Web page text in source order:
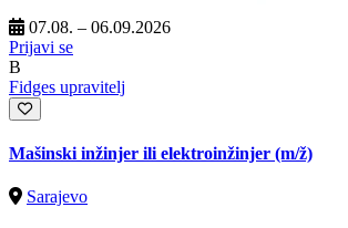
07.08. – 06.09.2026
Prijavi se
B
Fidges upravitelj
Mašinski inžinjer ili elektroinžinjer (m/ž)
Sarajevo